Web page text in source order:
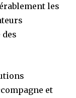
les
et